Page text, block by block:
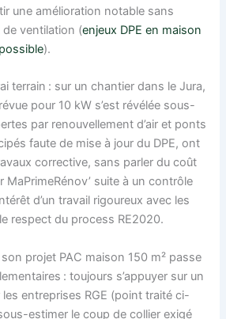
une amélioration notable sans
de ventilation (enjeux DPE en maison
).
terrain : sur un chantier dans le Jura,
pour 10 kW s’est révélée sous-
par renouvellement d’air et ponts
faute de mise à jour du DPE, ont
corrective, sans parler du coût
MaPrimeRénov’ suite à un contrôle
d’un travail rigoureux avec les
respect du process RE2020.
projet PAC maison 150 m² passe
: toujours s’appuyer sur un
les entreprises RGE (point traité ci-
estimer le coup de collier exigé